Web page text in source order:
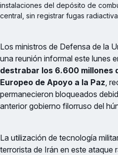
instalaciones del depósito de
central, sin registrar fugas
Los ministros de Defensa de la
una reunión informal este lunes
destrabar los 6.600 millones
Europeo de Apoyo a la Paz ,
permanecieron bloqueados
anterior gobierno filorruso del
La utilización de tecnología
terrorista de Irán en este ataque